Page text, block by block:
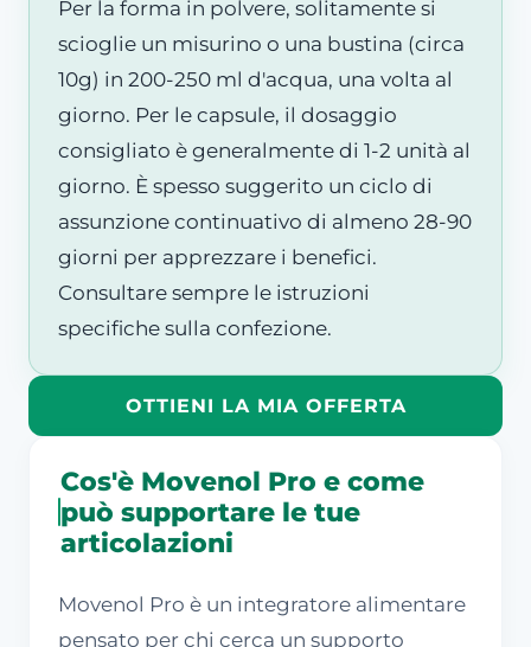
Per la forma in polvere, solitamente si
scioglie un misurino o una bustina (circa
10g) in 200-250 ml d'acqua, una volta al
giorno. Per le capsule, il dosaggio
consigliato è generalmente di 1-2 unità al
giorno. È spesso suggerito un ciclo di
assunzione continuativo di almeno 28-90
giorni per apprezzare i benefici.
Consultare sempre le istruzioni
specifiche sulla confezione.
OTTIENI LA MIA OFFERTA
Cos'è Movenol Pro e come
può supportare le tue
articolazioni
Movenol Pro è un integratore alimentare
pensato per chi cerca un supporto